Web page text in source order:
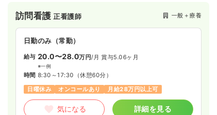
訪問看護正看護師 一般＋療養
日勤のみ（常勤）
給与 20.0〜28.0万円/月 賞与5.06ヶ月
※一例
時間 8:30～17:30 （休憩60分）
日曜休み
オンコールあり 月給28万円以上可
気になる 詳細を見る